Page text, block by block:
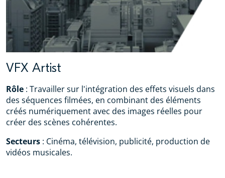
VFX Artist
Rôle : Travailler sur l'intégration des effets visuels dans
des séquences filmées, en combinant des éléments
créés numériquement avec des images réelles pour
créer des scènes cohérentes.
Secteurs : Cinéma, télévision, publicité, production de
vidéos musicales.